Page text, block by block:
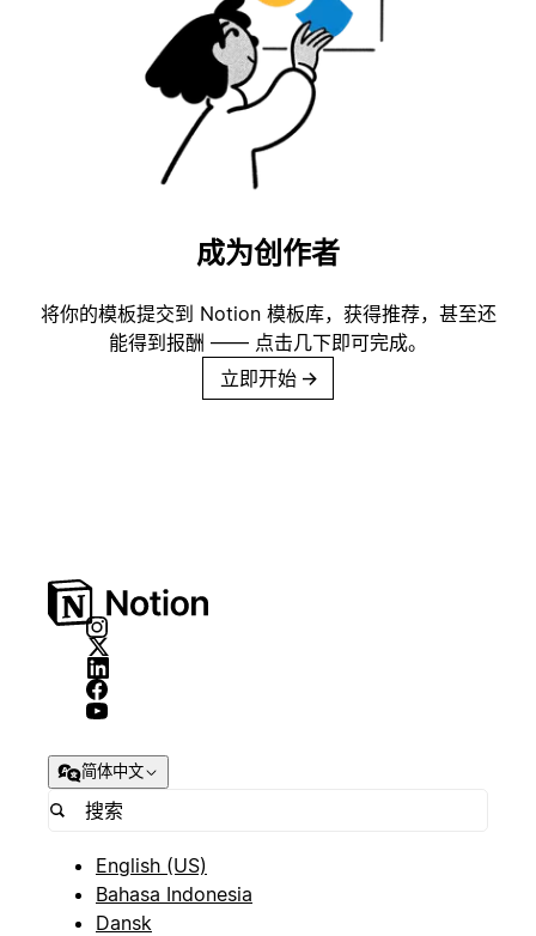
成为创作者
将你的模板提交到 Notion 模板库，获得推荐，甚至还
能得到报酬 —— 点击几下即可完成。
立即开始 →
简体中文
English (US)
Bahasa Indonesia
Dansk